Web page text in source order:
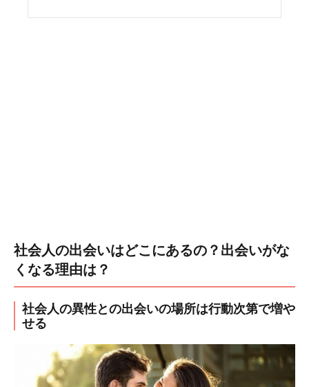
社会人の出会いはどこにあるの？出会いがな
くなる理由は？
社会人の異性との出会いの場所は行動次第で増や
せる